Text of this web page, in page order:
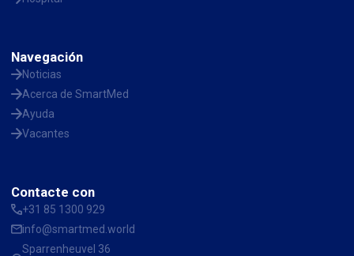
Navegación
Noticias
Acerca de SmartMed
Ayuda
Vacantes
Contacte con
+31 85 1300 929
info@smartmed.world
Sparrenheuvel 36